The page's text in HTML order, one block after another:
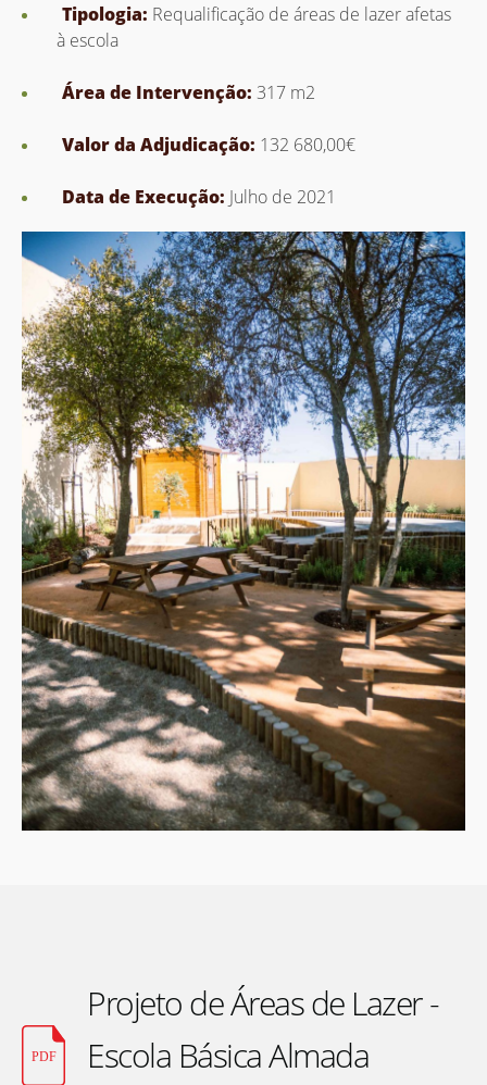
Tipologia: Requalificação de áreas de lazer afetas
à escola
Área de Intervenção: 317 m2
Valor da Adjudicação: 132 680,00€
Data de Execução: Julho de 2021
Projeto de Áreas de Lazer -
Escola Básica Almada